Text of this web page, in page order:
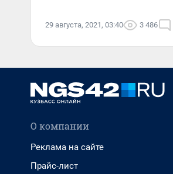
29 августа, 2021, 03:40 3 486
О компании
Реклама на сайте
Прайс-лист